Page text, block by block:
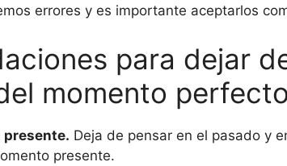
errores y es importante aceptarlos
para dejar
momento
presente. Deja de pensar en el pasado y
presente.